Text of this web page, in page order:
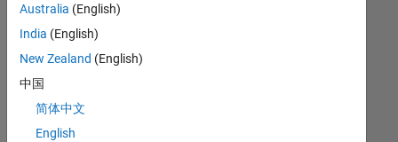
keine
offenen
Stellen
können,
die
Ihren
Australia (English)
India (English)
New Zealand (English)
中国
简体中文
English